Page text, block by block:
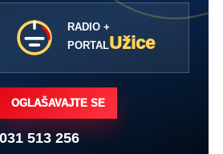
RADIO +
PORTALUžice
OGLAŠAVAJTE SE
031 513 256